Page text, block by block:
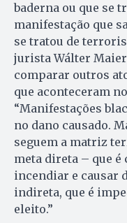
baderna ou que se
manifestação que
se tratou de
jurista Wálter
comparar outros
que aconteceram
“Manifestações
no dano causado.
seguem a matriz
meta direta – que
incendiar e causar
indireta, que é
eleito.”